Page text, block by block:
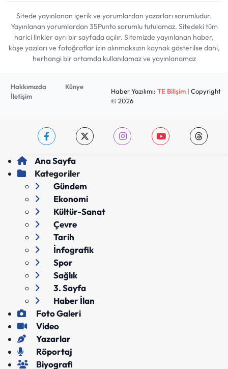
Sitede yayınlanan içerik ve yorumlardan yazarları sorumludur.
Yayınlanan yorumlardan 35Punto sorumlu tutulamaz. Sitedeki tüm
harici linkler ayrı bir sayfada açılır. Sitemizde yayınlanan haber,
köşe yazıları ve fotoğraflar izin alınmaksızın kaynak gösterilse dahi,
herhangi bir ortamda kullanılamaz ve yayınlanamaz
Hakkımızda
Künye
İletişim
Haber Yazılımı: TE Bilişim| Copyright
© 2026
Ana Sayfa
Kategoriler
Gündem
Ekonomi
Kültür-Sanat
Çevre
Tarih
İnfografik
Spor
Sağlık
3. Sayfa
Haber İlan
Foto Galeri
Video
Yazarlar
Röportaj
Biyografi